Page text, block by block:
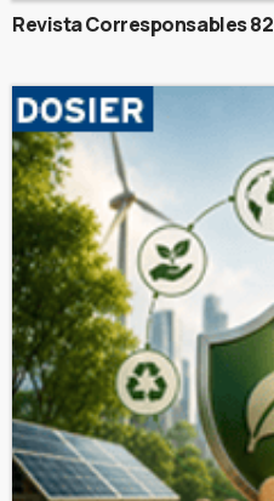
Revista Corresponsables 82